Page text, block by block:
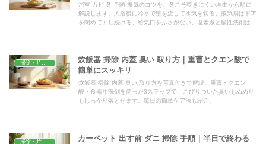
浴室 カビ 冬 予防 換気のコツを、冬こそ乾きにくい理由から順に
解説します。入浴後に冷水で壁を流して水気を切る、換気扇はドア
を閉めて回し続ける、給気口をふさがない、塩素系と酸性洗剤は混
炊飯器 掃除 内蓋 臭い 取り方｜重曹とクエン酸で
簡単にスッキリ
炊飯器 掃除 内蓋 臭い 取り方を写真付きで解説。重曹・クエン
酸・食器用洗剤を使った3ステップで、こびりついた臭いもぬめり
もしっかり落とせます。毎日の簡単ケア法も紹介。
カーペット 出す前 ダニ 掃除 手順｜半日で終わる